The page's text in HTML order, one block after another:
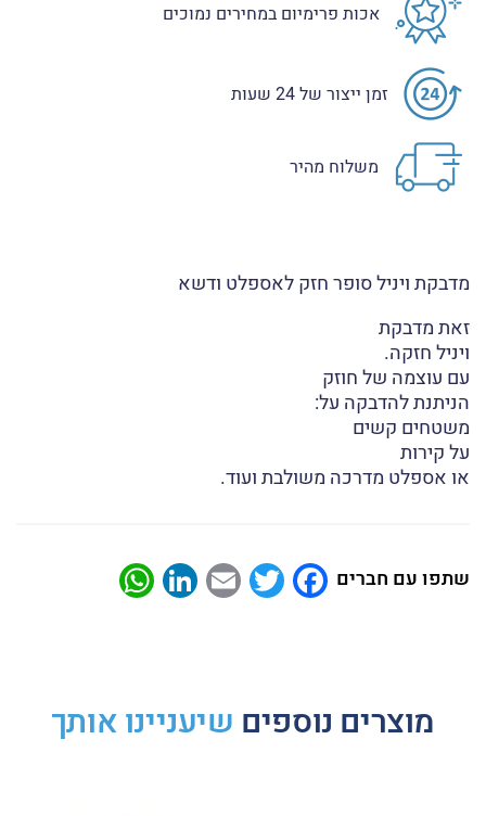
אכות פרימיום במחירים נמוכים
זמן ייצור של 24 שעות
משלוח מהיר
מדבקת ויניל סופר חזק לאספלט ודשא
זאת מדבקת
ויניל חזקה.
עם עוצמה של חוזק
הניתנת להדבקה על:
משטחים קשים
על קירות
או אספלט מדרכה משולבת ועוד.
שתפו עם חברים Facebook
Twitter
Email
LinkedIn
מוצרים נוספים שיעניינו אותך